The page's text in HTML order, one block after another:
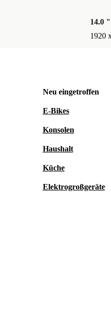
14.0 "
1920
Neu eingetroffen
E-Bikes
Konsolen
Haushalt
Küche
Elektrogroßgeräte